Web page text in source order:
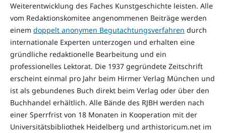
Weiterentwicklung des Faches Kunstgeschichte leisten. Alle
vom Redaktionskomitee angenommenen Beiträge werden
einem doppelt anonymen Begutachtungsverfahren durch
internationale Experten unterzogen und erhalten eine
gründliche redaktionelle Bearbeitung und ein
professionelles Lektorat. Die 1937 gegründete Zeitschrift
erscheint einmal pro Jahr beim Hirmer Verlag München und
ist als gebundenes Buch direkt beim Verlag oder über den
Buchhandel erhältlich. Alle Bände des RJBH werden nach
einer Sperrfrist von 18 Monaten in Kooperation mit der
Universitätsbibliothek Heidelberg und arthistoricum.net im